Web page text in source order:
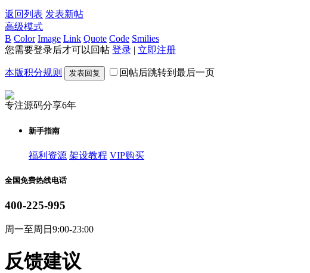
返回列表 发表新帖
高级模式
B Color Image Link Quote Code Smilies
您需要登录后才可以回帖 登录 | 立即注册
本版积分规则 发表回复 回帖后跳转到最后一页
专注源码分享6年
新手指南
福利资源 架设教程 VIP购买
全国免费热线电话
400-225-995
周一至周日9:00-23:00
反馈建议